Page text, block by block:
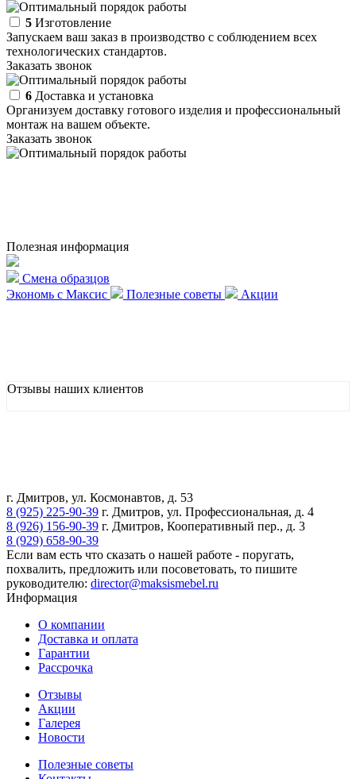
5 Изготовление
Запускаем ваш заказ в производство с соблюдением всех
технологических стандартов.
Заказать звонок
6 Доставка и установка
Организуем доставку готового изделия и профессиональный
монтаж на вашем объекте.
Заказать звонок
Полезная информация
Смена образцов
Экономь с Максис
Полезные советы Акции
Отзывы наших клиентов
г. Дмитров, ул. Космонавтов, д. 53
8 (925) 225-90-39 г. Дмитров, ул. Профессиональная, д. 4
8 (926) 156-90-39 г. Дмитров, Кооперативный пер., д. 3
8 (929) 658-90-39
Если вам есть что сказать о нашей работе - поругать,
похвалить, предложить или посоветовать, то пишите
руководителю: director@maksismebel.ru
Информация
О компании
Доставка и оплата
Гарантии
Рассрочка
Отзывы
Акции
Галерея
Новости
Полезные советы